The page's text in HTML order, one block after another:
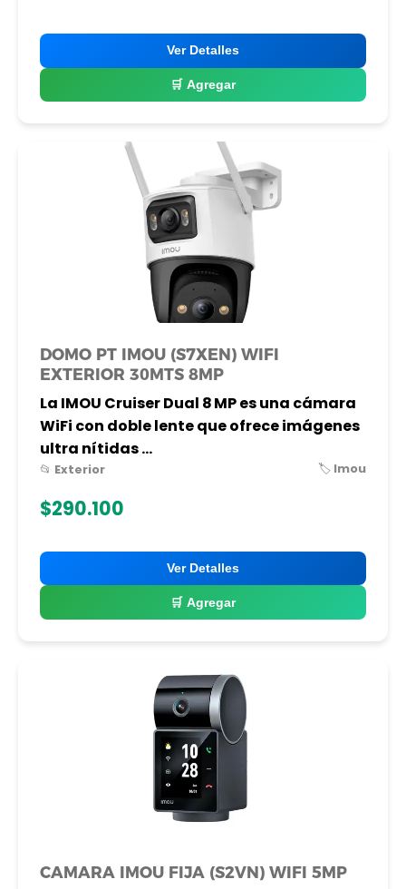
Ver Detalles
🛒 Agregar
DOMO PT IMOU (S7XEN) WIFI
EXTERIOR 30MTS 8MP
La IMOU Cruiser Dual 8 MP es una cámara
WiFi con doble lente que ofrece imágenes
ultra nítidas ...
📂 Exterior 🏷️ Imou
$290.100
Ver Detalles
🛒 Agregar
CAMARA IMOU FIJA (S2VN) WIFI 5MP